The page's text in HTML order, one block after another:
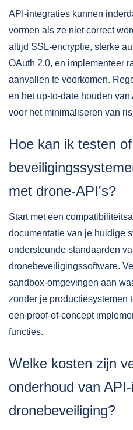
API-integraties kunnen
vormen als ze niet correct
altijd SSL-encryptie, sterke
OAuth 2.0, en implementeer
aanvallen te voorkomen.
en het up-to-date houden
voor het minimaliseren van
Hoe kan ik testen
met drone-API's?
Start met een
documentatie van je huidige
ondersteunde standaarden
dronebeveiligingssoftware.
sandbox-omgevingen aan
zonder je productiesystemen
een proof-of-concept
functies.
Welke kosten zijn
onderhoud van
dronebeveiliging?